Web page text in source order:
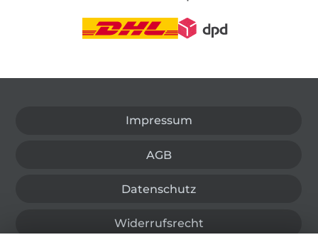
Impressum
AGB
Datenschutz
Widerrufsrecht